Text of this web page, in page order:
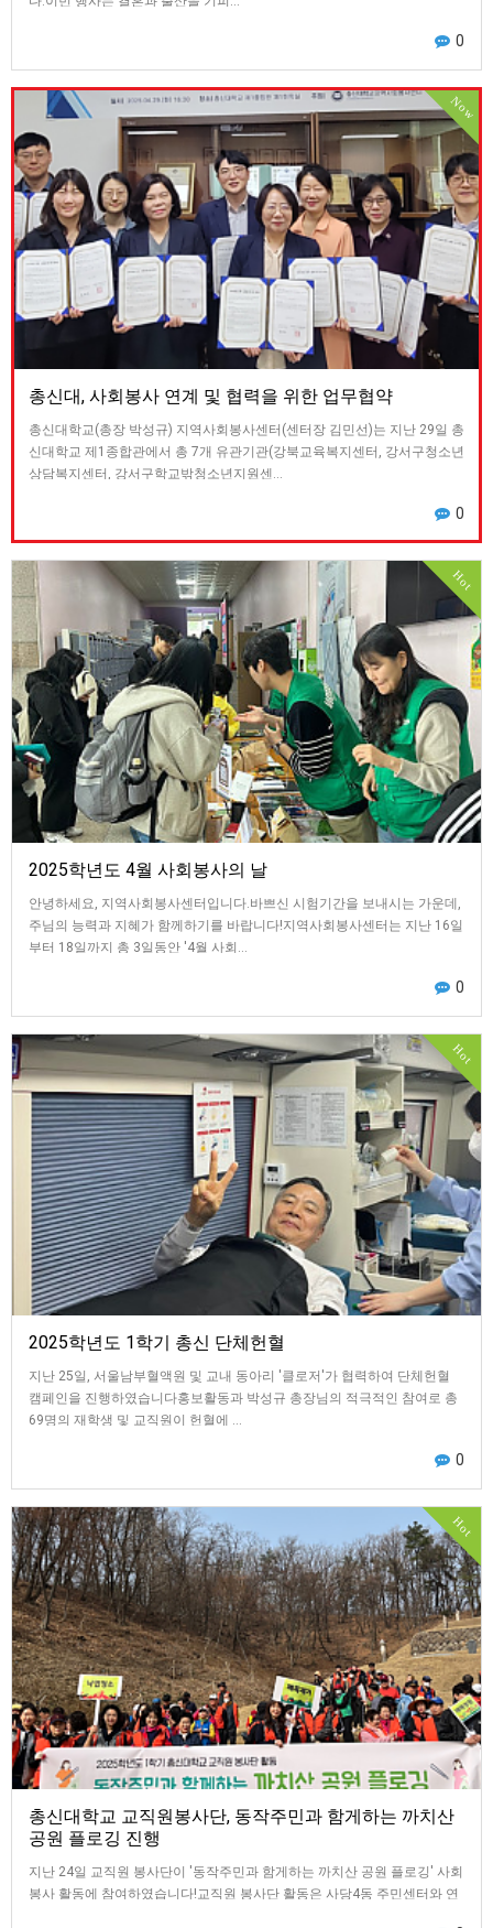
0
Now
총신대, 사회봉사 연계 및 협력을 위한 업무협약
총신대학교(총장 박성규) 지역사회봉사센터(센터장 김민선)는 지난 29일 총
신대학교 제1종합관에서 총 7개 유관기관(강북교육복지센터, 강서구청소년
상담복지센터, 강서구학교밖청소년지원센…
0
Hot
2025학년도 4월 사회봉사의 날
안녕하세요, 지역사회봉사센터입니다.바쁘신 시험기간을 보내시는 가운데,
주님의 능력과 지혜가 함께하기를 바랍니다!지역사회봉사센터는 지난 16일
부터 18일까지 총 3일동안 '4월 사회…
0
Hot
2025학년도 1학기 총신 단체헌혈
지난 25일, 서울남부혈액원 및 교내 동아리 '클로저'가 협력하여 단체헌혈
캠페인을 진행하였습니다홍보활동과 박성규 총장님의 적극적인 참여로 총
69명의 재학생 및 교직원이 헌혈에 …
0
Hot
총신대학교 교직원봉사단, 동작주민과 함게하는 까치산
공원 플로깅 진행
지난 24일 교직원 봉사단이 '동작주민과 함게하는 까치산 공원 플로깅' 사회
봉사 활동에 참여하였습니다!교직원 봉사단 활동은 사당4동 주민센터와 연